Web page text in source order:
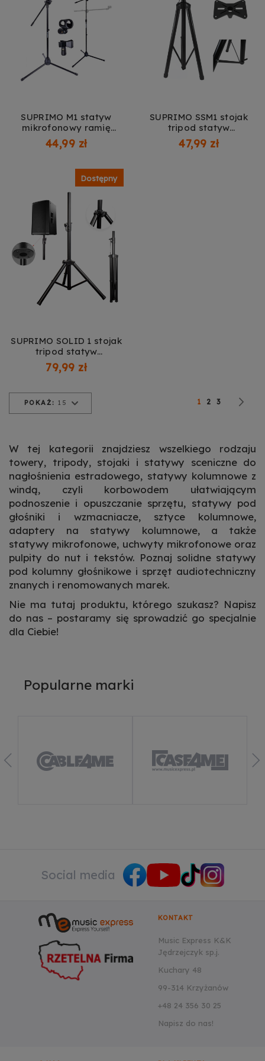
SUPRIMO M1 statyw
mikrofonowy ramię
podwójny składany na 2
mikrofony uchwyt
44,99 zł
SUPRIMO SSM1 stojak
tripod statyw
kolumnowy żelazny
czarny podstawa
47,99 zł
Dostępny
SUPRIMO SOLID 1 stojak
tripod statyw
kolumnowy stalowy
czarny pin
kg
79,99 zł
Strona
Obecnie czytasz
1 Strona
2 Strona
3
POKAŻ: 15
W tej kategorii znajdziesz wszelkiego rodzaju
towery, tripody, stojaki i statywy sceniczne do
nagłośnienia estradowego, statywy kolumnowe z
windą, czyli korbowodem ułatwiającym
podnoszenie i opuszczanie sprzętu, statywy pod
głośniki i wzmacniacze, sztyce kolumnowe,
adaptery na statywy kolumnowe, a także
statywy mikrofonowe, uchwyty mikrofonowe oraz
pulpity do nut i tekstów. Poznaj solidne statywy
pod kolumny głośnikowe i sprzęt audiotechniczny
znanych i renomowanych marek.
Nie ma tutaj produktu, którego szukasz? Napisz
do nas – postaramy się sprowadzić go specjalnie
dla Ciebie!
Popularne marki
Social media
KONTAKT
Music Express K&K
Jędrzejczyk sp.j.
Kuchary 48
99-314 Krzyżanów
+48 24 356 30 25
Napisz do nas!